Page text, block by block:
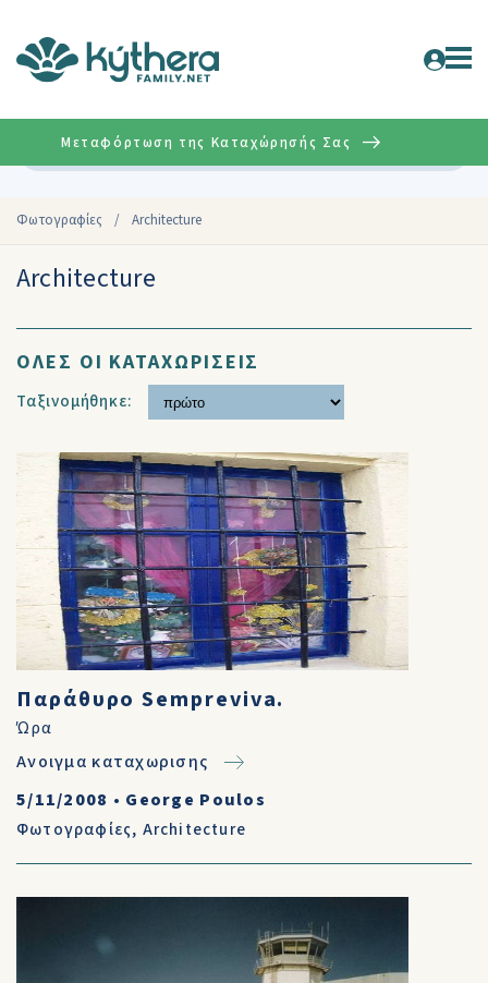
Φωτογραφίες / Architecture
Μεταφόρτωση της Καταχώρησής Σας
Architecture
ΟΛΕΣ ΟΙ ΚΑΤΑΧΩΡΙΣΕΙΣ
Ταξινομήθηκε:
Παράθυρο Sempreviva.
Ώρα
Ανοιγμα καταχωρισης
5/11/2008 • George Poulos
Φωτογραφίες, Architecture